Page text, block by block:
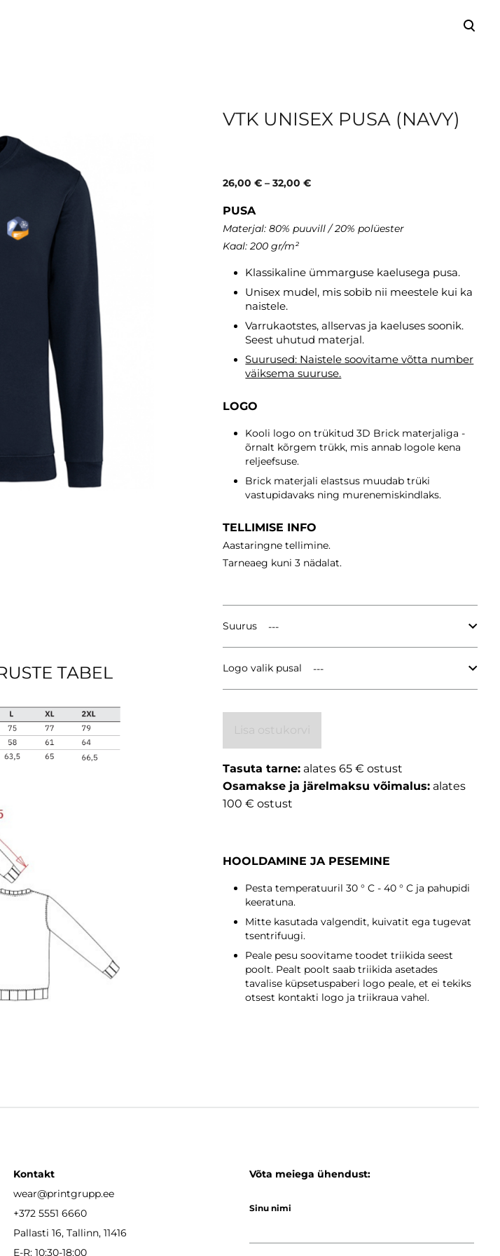
VTK UNISEX PUSA (NAVY)
26,00 € –32,00 €
PUSA
Materjal: 80% puuvill / 20% polüester
Kaal: 200 gr/m²
Klassikaline ümmarguse kaelusega pusa.
Unisex mudel, mis sobib nii meestele kui ka
naistele.
Varrukaotstes, allservas ja kaeluses soonik.
Seest uhutud materjal.
Suurused: Naistele soovitame võtta number
väiksema suuruse.
LOGO
Kooli logo on trükitud 3D Brick materjaliga -
õrnalt kõrgem trükk, mis annab logole kena
reljeefsuse.
Brick materjali elastsus muudab trüki
vastupidavaks ning murenemiskindlaks.
TELLIMISE INFO
Aastaringne tellimine.
Tarneaeg kuni 3 nädalat.
Suurus
Logo valik pusal
Tasuta tarne: alates 65 € ostust
Osamakse ja järelmaksu võimalus: alates
100 € ostust
HOOLDAMINE JA PESEMINE
Pesta temperatuuril 30 ° C - 40 ° C ja pahupidi
keeratuna.
Mitte kasutada valgendit, kuivatit ega tugevat
tsentrifuugi.
Peale pesu soovitame toodet triikida seest
poolt. Pealt poolt saab triikida asetades
tavalise küpsetuspaberi logo peale, et ei tekiks
otsest kontakti logo ja triikraua vahel.
Kontakt
wear@printgrupp.ee
+372 5551 6660
Pallasti 16, Tallinn, 11416
E-R: 10:30-18:00
Võta meiega ühendust:
Sinu nimi